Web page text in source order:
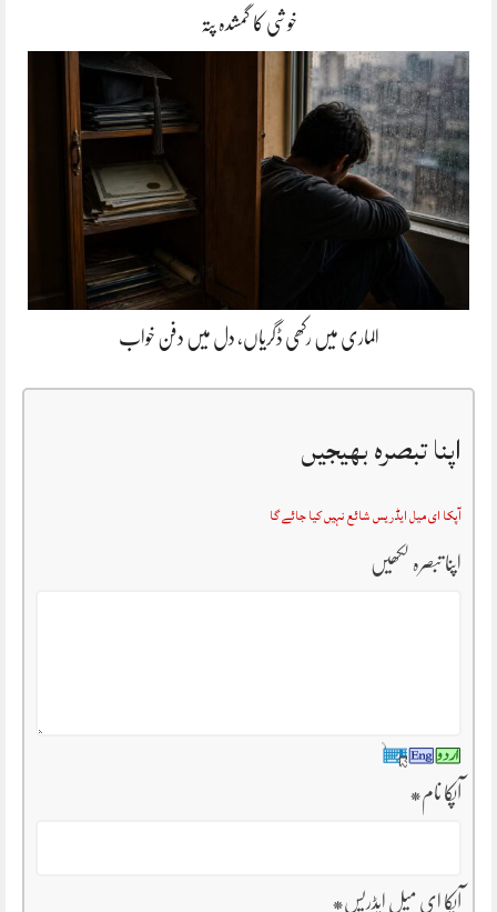
خوشی کا گمشدہ پتہ
الماری میں رکھی ڈگریاں، دل میں دفن خواب
اپنا تبصرہ بھیجیں
آپکا ای میل ایڈریس شائع نہیں کیا جائے گا
اپنا تبصرہ لکھیں
آپکا نام*
آپکا ای میل ایڈریس*